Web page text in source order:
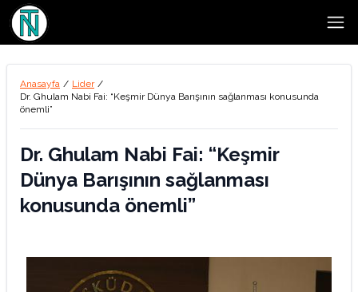
Anasayfa / Lider /
Dr. Ghulam Nabi Fai: “Keşmir Dünya Barışının sağlanması konusunda
önemli”
Dr. Ghulam Nabi Fai: “Keşmir
Dünya Barışının sağlanması
konusunda önemli”